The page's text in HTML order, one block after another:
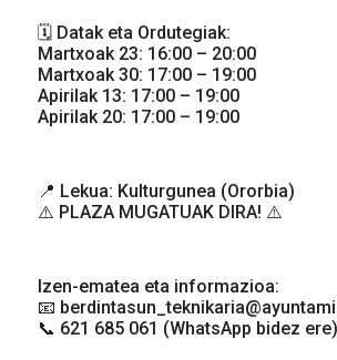
🗓️ Datak eta Ordutegiak:
Martxoak 23: 16:00 – 20:00
Martxoak 30: 17:00 – 19:00
Apirilak 13: 17:00 – 19:00
Apirilak 20: 17:00 – 19:00
📍 Lekua: Kulturgunea (Ororbia)
⚠️ PLAZA MUGATUAK DIRA! ⚠️
Izen-ematea eta informazioa:
📧
📞 621 685 061 (WhatsApp bidez ere)